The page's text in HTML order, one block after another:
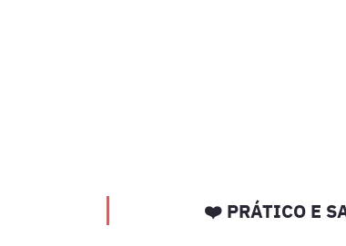
❤️ PRÁTICO E